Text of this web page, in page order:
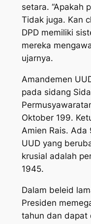
setara. “Apakah
Tidak juga. Kan
DPD memiliki
mereka
ujarnya.
Amandemen
pada sidang
Oktober 199.
Amien Rais.
UUD yang
krusial adalah
1945.
Dalam beleid
Presiden
tahun dan dapat